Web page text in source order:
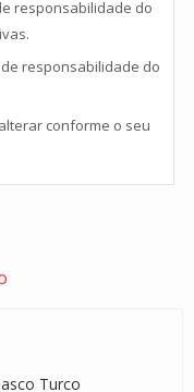
responsabilidade do
responsabilidade do
conforme o seu
Turco